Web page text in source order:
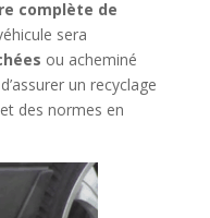
complète de
sera
ou acheminé
un recyclage
des normes en